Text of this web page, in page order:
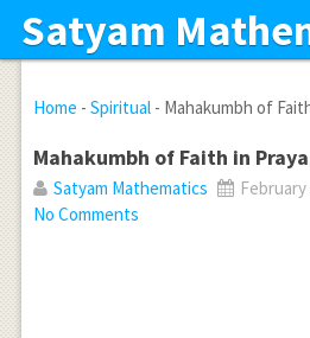
Satyam
Home - Spiritual- Mahakumbh of
Mahakumbh of Faith in
Satyam Mathematics February
No Comments